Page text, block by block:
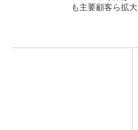
も主要顧客ら拡大